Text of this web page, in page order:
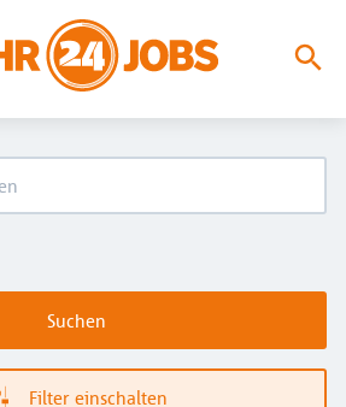
Suchen
Filter einschalten